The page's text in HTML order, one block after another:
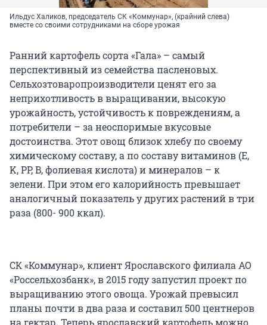
Ильдус Халиков, председатель СК «Коммунар», (крайний слева)
вместе со своими сотрудниками на сборе урожая
Ранний картофель сорта «Гала» – самый
перспективный из семейства пасленовых.
Сельхозтоваропроизводители ценят его за
неприхотливость в выращивании, высокую
урожайность, устойчивость к повреждениям, а
потребители – за неоспоримые вкусовые
достоинства. Этот овощ близок хлебу по своему
химическому составу, а по составу витаминов (E,
K, PP, B, фолиевая кислота) и минералов – к
зелени. При этом его калорийность превышает
аналогичный показатель у других растений в три
раза (800- 900 ккал).
СК «Коммунар», клиент Ярославского филиала АО
«Россельхозбанк», в 2015 году запустил проект по
выращиванию этого овоща. Урожай превысил
планы почти в два раза и составил 500 центнеров
на гектар. Теперь ярославский картофель можно